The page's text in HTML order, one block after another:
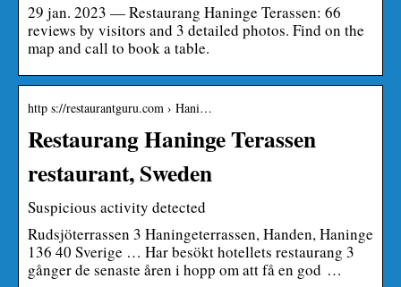
29 jan. 2023 — Restaurang Haninge Terassen: 66
reviews by visitors and 3 detailed photos. Find on the
map and call to book a table.
http s://restaurantguru.com › Hani…
Restaurang Haninge Terassen
restaurant, Sweden
Suspicious activity detected
Rudsjöterrassen 3 Haningeterrassen, Handen, Haninge
136 40 Sverige … Har besökt hotellets restaurang 3
gånger de senaste åren i hopp om att få en god …